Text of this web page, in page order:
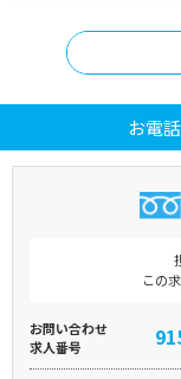
お電
この
お問い合わせ
求人番号